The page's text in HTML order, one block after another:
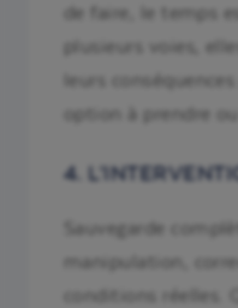
de faire, le temps
plusieurs voies,
leurs
option à prendre ou
4.
Sauvegarde
manipulation,
conditions réelles.